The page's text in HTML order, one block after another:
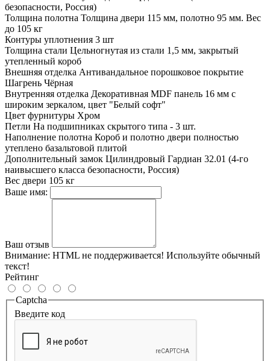
безопасности, Россия)
Толщина полотна Толщина двери 115 мм, полотно 95 мм. Вес
до 105 кг
Контуры уплотнения 3 шт
Толщина стали Цельногнутая из стали 1,5 мм, закрытый
утепленный короб
Внешняя отделка Антивандальное порошковое покрытие
Шагрень Чёрная
Внутренняя отделка Декоративная MDF панель 16 мм с
широким зеркалом, цвет "Белый софт"
Цвет фурнитуры Хром
Петли На подшипниках скрытого типа - 3 шт.
Наполнение полотна Короб и полотно двери полностью
утеплено базальтовой плитой
Дополнительный замок Цилиндровый Гардиан 32.01 (4-го
наивысшего класса безопасности, Россия)
Вес двери 105 кг
Ваше имя:
Ваш отзыв
Внимание: HTML не поддерживается! Используйте обычный
текст!
Рейтинг
Captcha
Введите код